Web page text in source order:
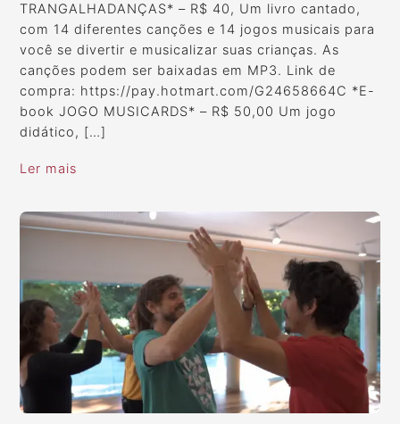
TRANGALHADANÇAS* – R$ 40, Um livro cantado,
com 14 diferentes canções e 14 jogos musicais para
você se divertir e musicalizar suas crianças. As
canções podem ser baixadas em MP3. Link de
compra: https://pay.hotmart.com/G24658664C *E-
book JOGO MUSICARDS* – R$ 50,00 Um jogo
didático, […]
Ler mais